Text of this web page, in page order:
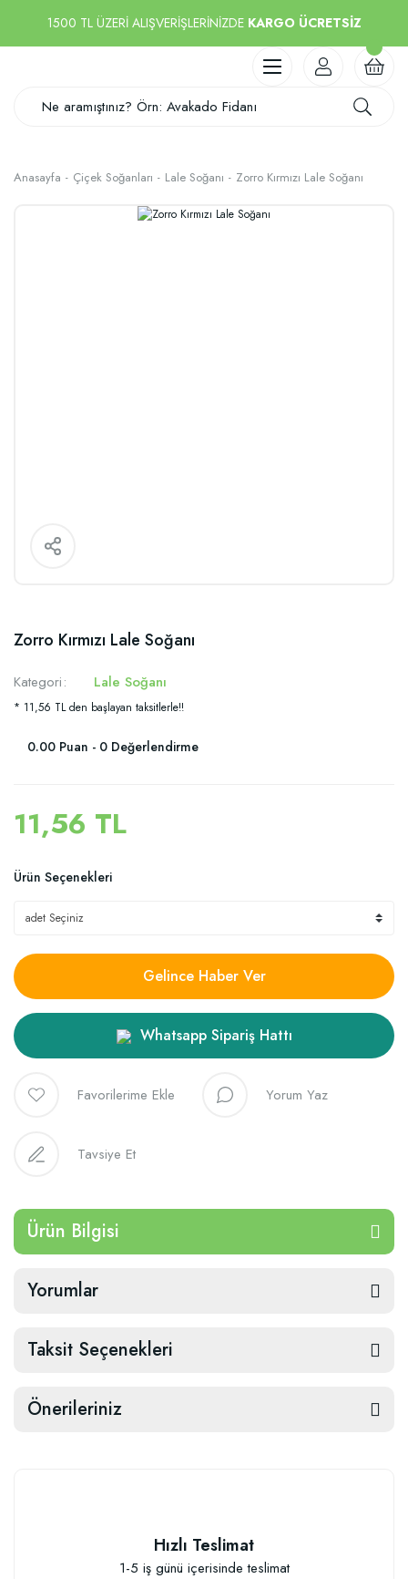
1500 TL ÜZERİ ALIŞVERİŞLERİNİZDE KARGO ÜCRETSİZ
Anasayfa Çiçek Soğanları Lale Soğanı Zorro Kırmızı Lale Soğanı
Zorro Kırmızı Lale Soğanı
Kategori Lale Soğanı
* 11,56 TL den başlayan taksitlerle!!
0.00 Puan - 0 Değerlendirme
11,56 TL
Ürün Seçenekleri
Gelince Haber Ver
Whatsapp Sipariş Hattı
Yorum Yaz
Tavsiye Et
Ürün Bilgisi
Yorumlar
Taksit Seçenekleri
Önerileriniz
Hızlı Teslimat
1-5 iş günü içerisinde teslimat